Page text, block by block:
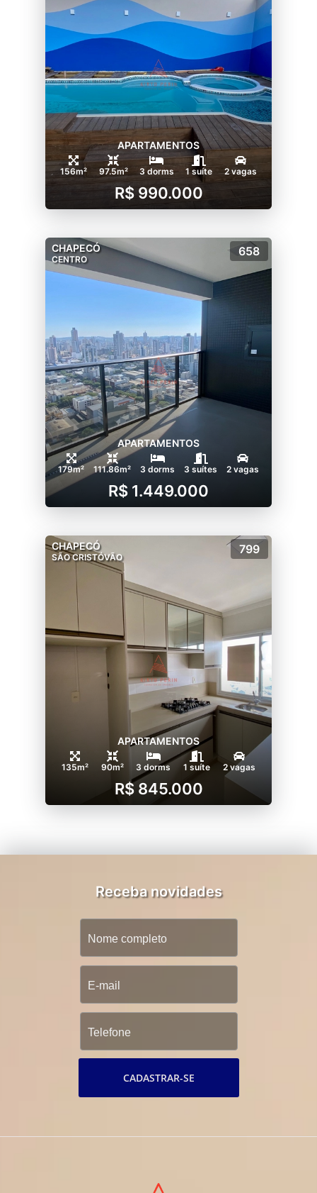
APARTAMENTOS
156m² 97.5m² 3 dorms 1 suíte 2 vagas
R$ 990.000
CHAPECÓ
CENTRO
658
APARTAMENTOS
179m² 111.86m² 3 dorms 3 suítes 2 vagas
R$ 1.449.000
CHAPECÓ
SÃO CRISTÓVÃO
799
APARTAMENTOS
135m² 90m² 3 dorms 1 suíte 2 vagas
R$ 845.000
Receba novidades
CADASTRAR-SE